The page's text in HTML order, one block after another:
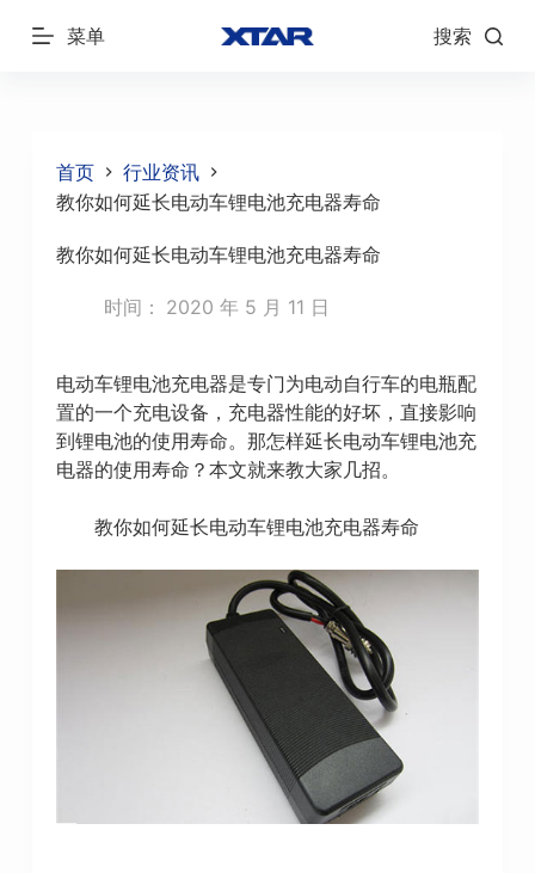
跳
菜单 搜索
首页
行业资讯
教你如何延长电动车锂电池充电器寿命
教你如何延长电动车锂电池充电器寿命
时间： 2020 年 5 月 11 日
电动车锂电池充电器是专门为电动自行车的电瓶配
置的一个充电设备，充电器性能的好坏，直接影响
到锂电池的使用寿命。那怎样延长电动车锂电池充
电器的使用寿命？本文就来教大家几招。
教你如何延长电动车锂电池充电器寿命